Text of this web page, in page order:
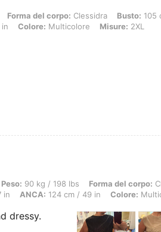
corpo: Clessidra, Busto: 105 cm / 41.3 in,
Forma del corpo: Clessidra Busto: 105
Colore: Multicolore Misure: 2XL
/ 198 lbs, Forma del corpo: Clessidra, Busto:
Peso: 90 kg / 198 lbs Forma del corpo:
in ANCA: 124 cm / 49 in Colore:
dressy.